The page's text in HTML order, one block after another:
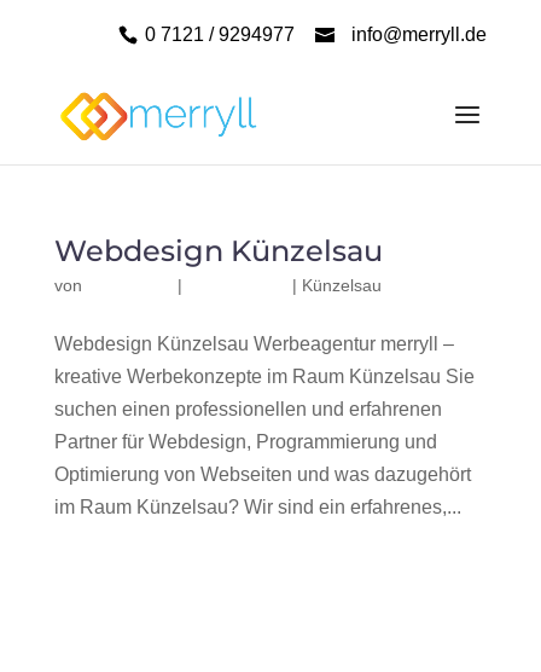
0 7121 / 9294977 info@merryll.de
Webdesign Künzelsau
von | | Künzelsau
Webdesign Künzelsau Werbeagentur merryll –
kreative Werbekonzepte im Raum Künzelsau Sie
suchen einen professionellen und erfahrenen
Partner für Webdesign, Programmierung und
Optimierung von Webseiten und was dazugehört
im Raum Künzelsau? Wir sind ein erfahrenes,...